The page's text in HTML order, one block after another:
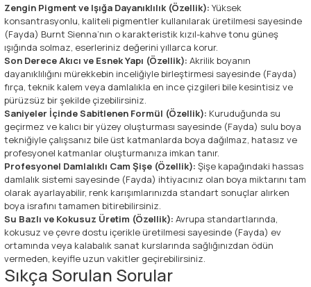
Zengin Pigment ve Işığa Dayanıklılık (Özellik): Yüksek
konsantrasyonlu, kaliteli pigmentler kullanılarak üretilmesi sayesinde
(Fayda) Burnt Sienna’nın o karakteristik kızıl-kahve tonu güneş
ışığında solmaz, eserleriniz değerini yıllarca korur.
Son Derece Akıcı ve Esnek Yapı (Özellik): Akrilik boyanın
dayanıklılığını mürekkebin inceliğiyle birleştirmesi sayesinde (Fayda)
fırça, teknik kalem veya damlalıkla en ince çizgileri bile kesintisiz ve
pürüzsüz bir şekilde çizebilirsiniz.
Saniyeler İçinde Sabitlenen Formül (Özellik): Kuruduğunda su
geçirmez ve kalıcı bir yüzey oluşturması sayesinde (Fayda) sulu boya
tekniğiyle çalışsanız bile üst katmanlarda boya dağılmaz, hatasız ve
profesyonel katmanlar oluşturmanıza imkan tanır.
Profesyonel Damlalıklı Cam Şişe (Özellik): Şişe kapağındaki hassas
damlalık sistemi sayesinde (Fayda) ihtiyacınız olan boya miktarını tam
olarak ayarlayabilir, renk karışımlarınızda standart sonuçlar alırken
boya israfını tamamen bitirebilirsiniz.
Su Bazlı ve Kokusuz Üretim (Özellik): Avrupa standartlarında,
kokusuz ve çevre dostu içerikle üretilmesi sayesinde (Fayda) ev
ortamında veya kalabalık sanat kurslarında sağlığınızdan ödün
vermeden, keyifle uzun vakitler geçirebilirsiniz.
Sıkça Sorulan Sorular